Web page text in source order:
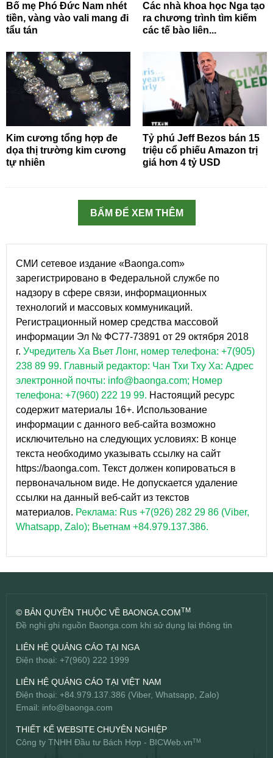
Bố mẹ Phó Đức Nam nhét
tiền, vàng vào vali mang đi
tẩu tán
Các nhà khoa học Nga tạo
ra chương trình tìm kiếm
các tế bào liên...
Kim cương tổng hợp đe
dọa thị trường kim cương
tự nhiên
Tỷ phú Jeff Bezos bán 15
triệu cổ phiếu Amazon trị
giá hơn 4 tỷ USD
BẤM ĐỂ XEM THÊM
СМИ сетевое издание «Baonga.com»
зарегистрировано в Федеральной службе по
надзору в сфере связи, информационных
технологий и массовых коммуникаций.
Регистрационный номер средства массовой
информации Эл № ФС77-73891 от 29 октября 2018
г. Учредитель Ха Вьет Лонг, номер телефона: +7(905)
238 89 99. Главный редактор: Чан Тхи Тху Ха: Адрес
электронной почты: info@baonga.com; Номер
телефона: +7(960) 222 19 99. Настоящий ресурс
содержит материалы 16+. Использование
информации с данного веб-сайта возможно
исключительно на следующих условиях: В конце
текста необходимо указывать ссылку на сайт
https://baonga.com. Текст должен копироваться в
первоначальном виде. Не допускается удаление
ссылки на данный веб-сайт из текстов
материалов. Реклама: Rus +7(926) 282 29 86 (Viber,
Whatsapp, Zalo); Вьетнам +84.979.137.386.
© BẢN QUYỀN THUỘC VỀ BAONGA.COMTM
Đề nghị ghi nguồn Baonga.com khi sử dụng lại thông tin
LIÊN HỆ QUẢNG CÁO TẠI NGA
Điện thoại: +7(960) 222 1999
LIÊN HỆ QUẢNG CÁO TẠI VIỆT NAM
Điện thoại: +84.979.137.386 (Viber, Whatsapp, Zalo)
Email: info@baonga.com
THIẾT KẾ WEBSITE CHUYÊN NGHIỆP
Công ty TNHH Đầu tư Bách Hợp - BICWeb.vnTM